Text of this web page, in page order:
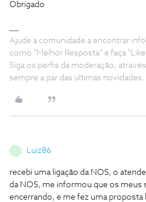
Obrigado
Ajude a comunidade a encontrar
como "Melhor Resposta" e faça
Siga os perfis da moderação,
sempre a par das ultimas novidades.
Luiz86
recebi uma ligação da NOS, o
da NOS, me informou que os meus
encerrando, e me fez uma proposta